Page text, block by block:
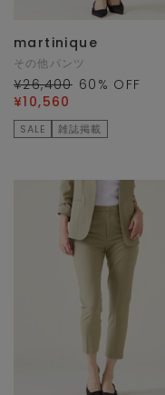
martinique
その他パンツ
¥26,400 60 % OFF
¥10,560
SALE 雑誌掲載